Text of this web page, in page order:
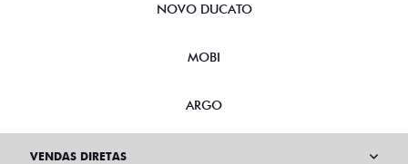
NOVO DUCATO
MOBI
ARGO
VENDAS DIRETAS